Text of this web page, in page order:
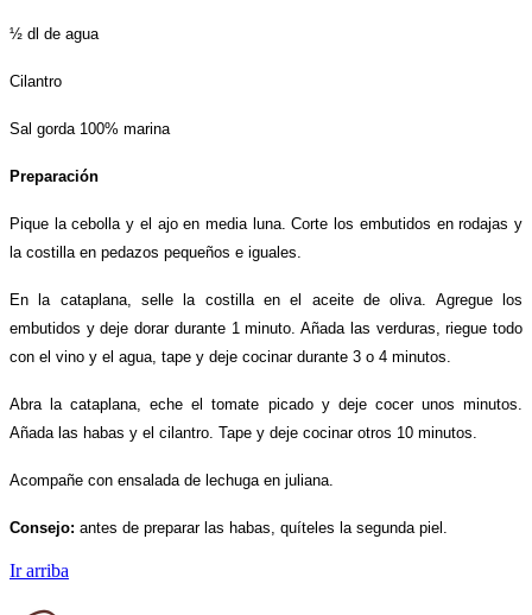
½ dl de agua
Cilantro
Sal gorda 100% marina
Preparación
Pique la cebolla y el ajo en media luna. Corte los embutidos en rodajas y
la costilla en pedazos pequeños e iguales.
En la cataplana, selle la costilla en el aceite de oliva. Agregue los
embutidos y deje dorar durante 1 minuto. Añada las verduras, riegue todo
con el vino y el agua, tape y deje cocinar durante 3 o 4 minutos.
Abra la cataplana, eche el tomate picado y deje cocer unos minutos.
Añada las habas y el cilantro. Tape y deje cocinar otros 10 minutos.
Acompañe con ensalada de lechuga en juliana.
Consejo: antes de preparar las habas, quíteles la segunda piel.
Ir arriba